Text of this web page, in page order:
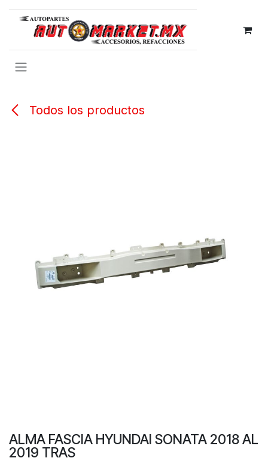
Todos los productos
ALMA FASCIA HYUNDAI SONATA 2018 AL
2019 TRAS